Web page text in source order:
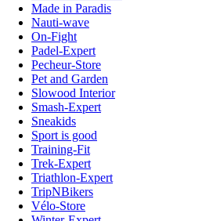
Made in Paradis
Nauti-wave
On-Fight
Padel-Expert
Pecheur-Store
Pet and Garden
Slowood Interior
Smash-Expert
Sneakids
Sport is good
Training-Fit
Trek-Expert
Triathlon-Expert
TripNBikers
Vélo-Store